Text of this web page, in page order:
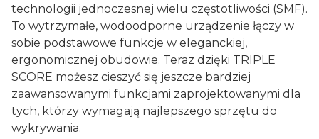
technologii jednoczesnej wielu częstotliwości (SMF).
To wytrzymałe, wodoodporne urządzenie łączy w
sobie podstawowe funkcje w eleganckiej,
ergonomicznej obudowie. Teraz dzięki TRIPLE
SCORE możesz cieszyć się jeszcze bardziej
zaawansowanymi funkcjami zaprojektowanymi dla
tych, którzy wymagają najlepszego sprzętu do
wykrywania.